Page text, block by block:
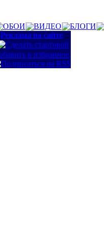
ОБОИ ВИДЕО БЛОГИ
Реклама на сайте ::